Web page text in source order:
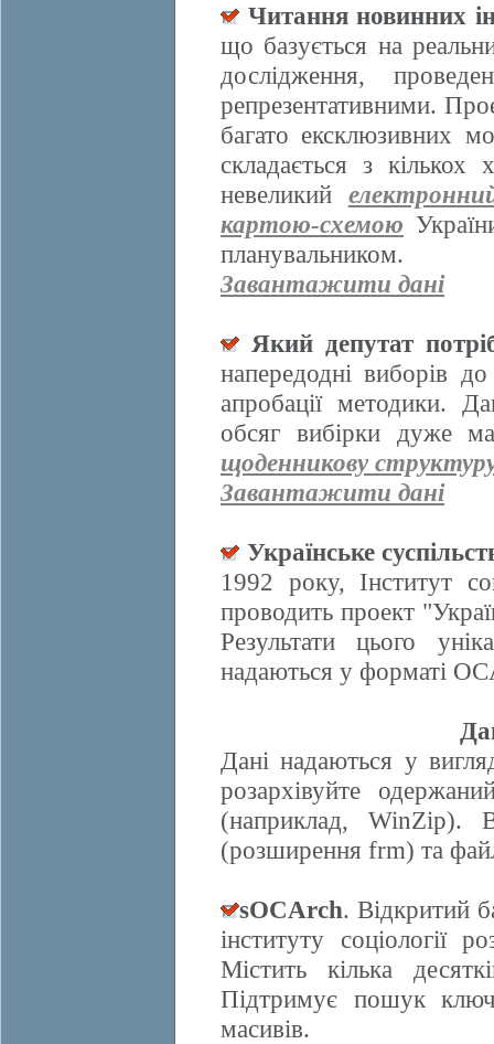
Читання новинних
що базується на
дослідження,
репрезентативними.
багато ексклюзивних
складається з
невеликий
картою-схемою
планувальником.
Завантажити дані
Який депутат
напередодні виборів
апробації методики.
обсяг вибірки дуже
щоденникову
Завантажити дані
Українське
1992 року, Інститут
проводить проект
Результати цього
надаються у форматі
Дані надаються у
розархівуйте
(наприклад, WinZip).
(розширення frm) та
sOCArch. Відкритий
інституту соціології
Містить кілька
Підтримує пошук
масивів.